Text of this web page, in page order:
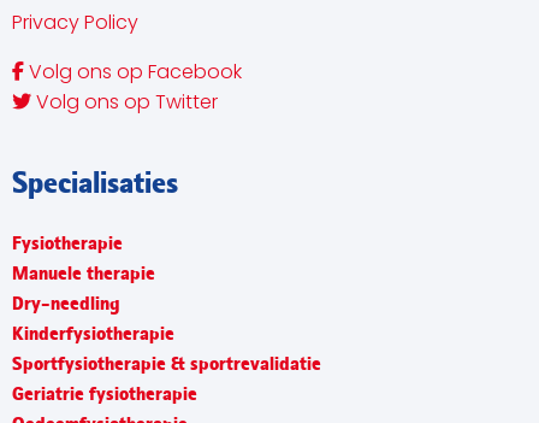
Privacy Policy
Volg ons op Facebook
Volg ons op Twitter
Specialisaties
Fysiotherapie
Manuele therapie
Dry-needling
Kinderfysiotherapie
Sportfysiotherapie & sportrevalidatie
Geriatrie fysiotherapie